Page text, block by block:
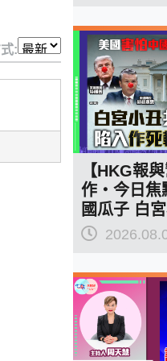
:
【HKG報
作‧今日焦
國瓜子 白
作死輪迴